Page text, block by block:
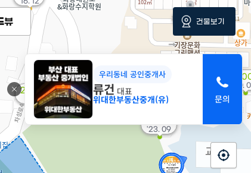
1.36억
102m²
2,300만
'24. 05
'23. 09
1.16억
'12. 12
'10.
우리동네 공인중개사
류건 대표
위대한부동산중개(유)
뷰 건물보기